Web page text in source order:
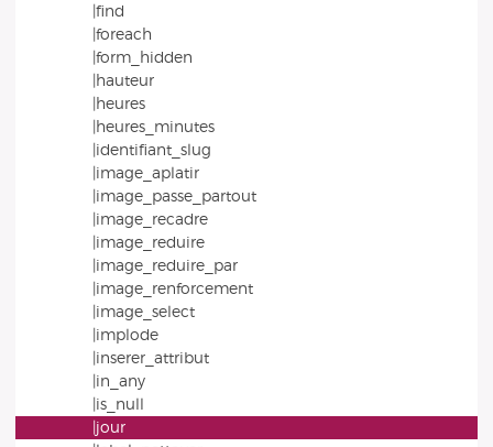
|find
|foreach
|form_hidden
|hauteur
|heures
|heures_minutes
|identifiant_slug
|image_aplatir
|image_passe_partout
|image_recadre
|image_reduire
|image_reduire_par
|image_renforcement
|image_select
|implode
|inserer_attribut
|in_any
|is_null
|jour